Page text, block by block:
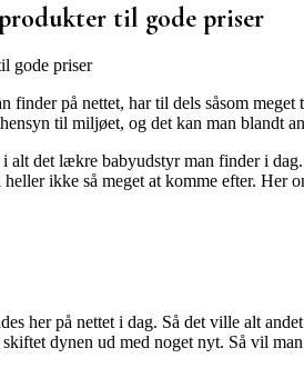
til gode priser
finder på nettet, har til dels såsom meget
til miljøet, og det kan man blandt
det lækre babyudstyr man finder i
ikke så meget at komme efter.
her på nettet i dag. Så det ville alt
dynen ud med noget nyt. Så vil